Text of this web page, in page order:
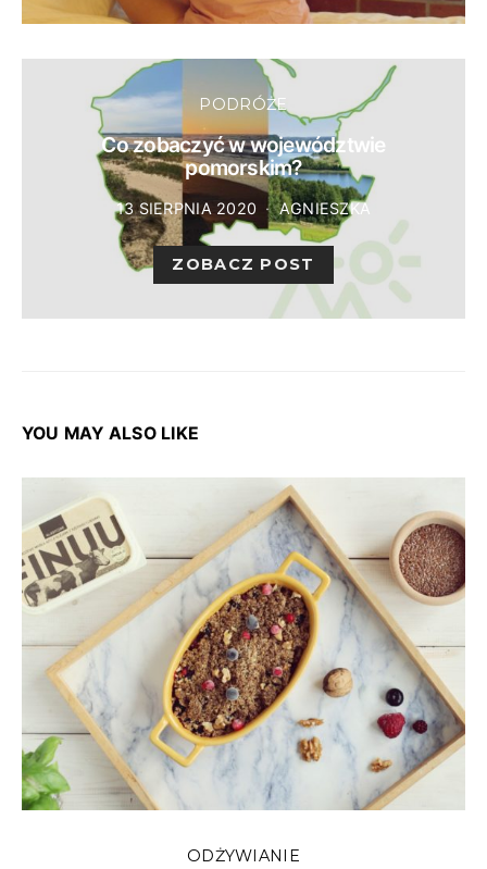
PODRÓŻE
Co zobaczyć w województwie
pomorskim?
13 SIERPNIA 2020 AGNIESZKA
ZOBACZ POST
YOU MAY ALSO LIKE
ODŻYWIANIE